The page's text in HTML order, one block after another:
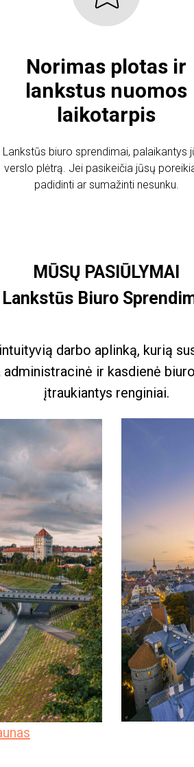
Norimas plotas ir
lankstus nuomos
laikotarpis
Lankstūs biuro sprendimai, palaikantys
verslo plėtrą. Jei pasikeičia jūsų
padidinti ar sumažinti nesunku.
MŪSŲ PASIŪLYMAI
Lankstūs Biuro
darbo aplinką, kurią
administracinė ir kasdienė
įtraukiantys renginiai.